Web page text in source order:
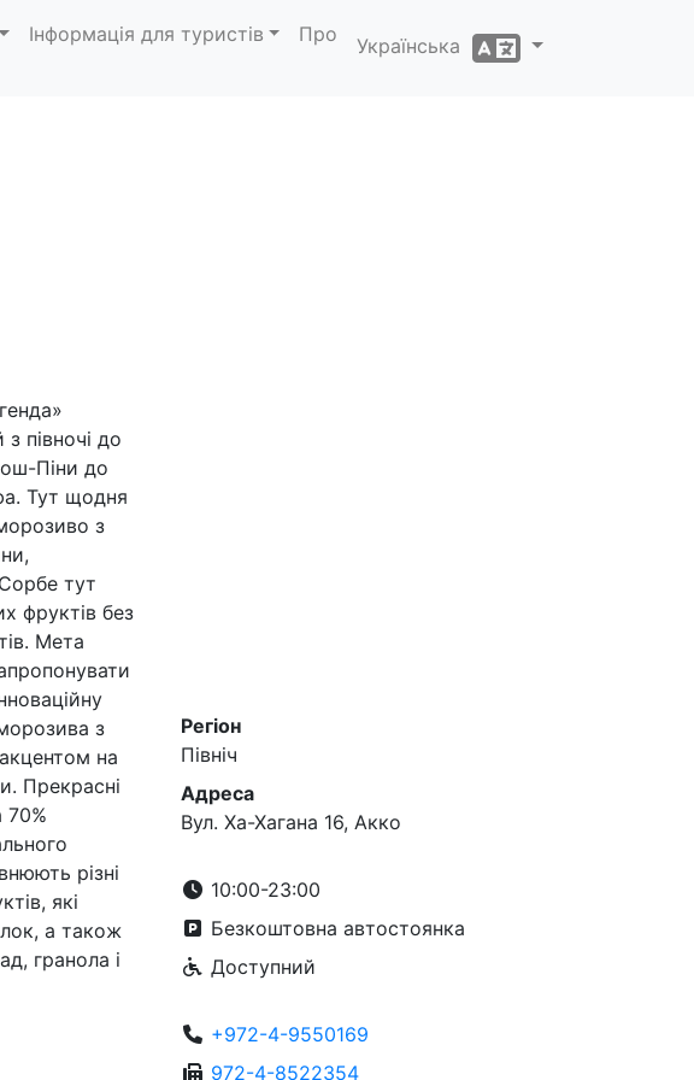
Інформація для туристів Про
Українська
півночі до
Піни до
Тут щодня
з
Сорбе тут
фруктів без
Мета
з
на
Прекрасні
70%
різні
які
а також
гранола і
Регіон
Північ
Адреса
Вул. Ха-Хагана 16, Акко
10:00-23:00
Безкоштовна автостоянка
Доступний
+972-4-9550169
972-4-8522354